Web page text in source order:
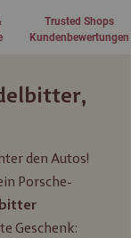
den Autos!
Porsche-
Geschenk:
Trusted Shops
Kundenbewertungen